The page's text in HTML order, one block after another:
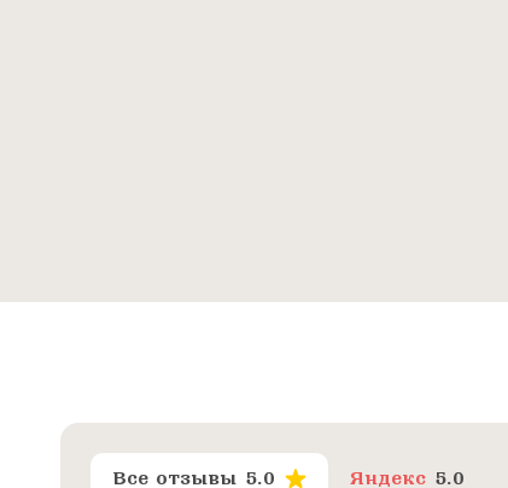
Все отзывы 5.0 Яндекс 5.0